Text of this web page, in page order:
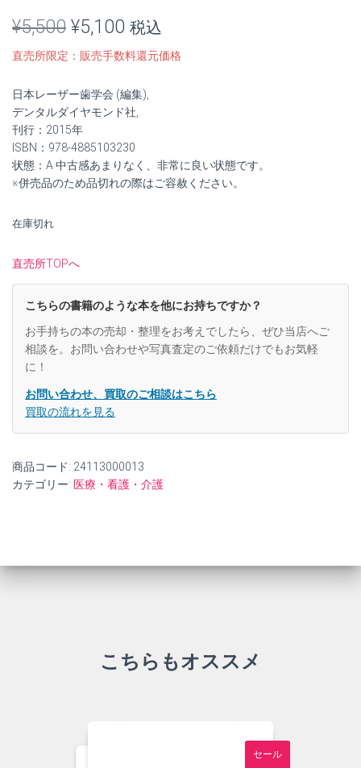
¥5,500 元
の
価
格
は
¥5,500
た。
¥5,100 現
在
の
価
格
は
税込
直売所限定：販売手数料還元価格
日本レーザー歯学会 (編集),
デンタルダイヤモンド社,
刊行：2015年
ISBN：978-4885103230
状態：A 中古感あまりなく、非常に良い状態です。
※併売品のため品切れの際はご容赦ください。
在庫切れ
直売所TOPへ
こちらの書籍のような本を他にお持ちですか？
お手持ちの本の売却・整理をお考えでしたら、ぜひ当店へご
相談を。お問い合わせや写真査定のご依頼だけでもお気軽
に！
お問い合わせ、買取のご相談はこちら
買取の流れを見る
商品コード: 24113000013
カテゴリー: 医療・看護・介護
こちらもオススメ
セール